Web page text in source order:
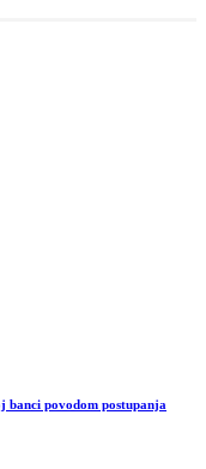
banci povodom postupanja